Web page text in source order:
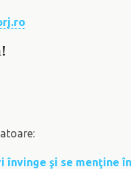
învinge şi se menţine